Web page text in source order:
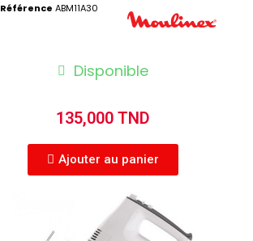
Référence ABM11A30
Disponible
135,000 TND
Ajouter au panier